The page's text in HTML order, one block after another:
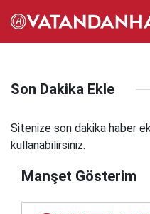
Son Dakika Ekle
Sitenize son dakika haber
kullanabilirsiniz.
Manşet Gösterim